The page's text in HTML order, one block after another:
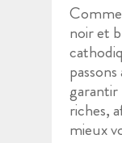
noir et
garantir
riches,
mieux